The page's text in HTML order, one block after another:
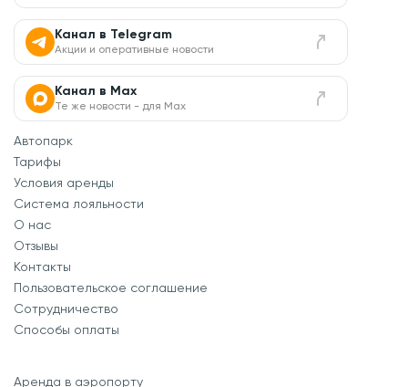
Канал в Telegram
Акции и оперативные новости
Канал в Max
Те же новости - для Max
Автопарк
Тарифы
Условия аренды
Система лояльности
О нас
Отзывы
Контакты
Пользовательское соглашение
Сотрудничество
Способы оплаты
Аренда в аэропорту